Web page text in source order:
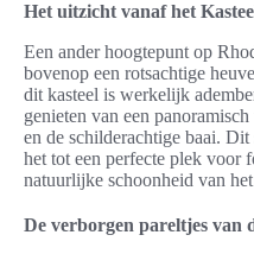
Het uitzicht vanaf het
Een ander hoogtepunt op
bovenop een rotsachtige
dit kasteel is werkelijk
genieten van een
en de schilderachtige baai.
het tot een perfecte plek voor
natuurlijke schoonheid van
De verborgen pareltjes van